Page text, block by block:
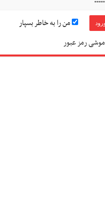
من را به خاطر بسپار
رمز عبور